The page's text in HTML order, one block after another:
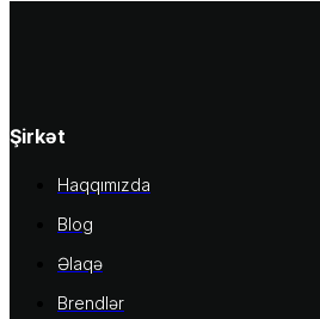
Şirkət
Haqqımızda
Blog
Əlaqə
Brendlər